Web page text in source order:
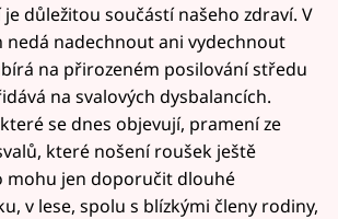
důležitou součástí našeho zdraví. V
nedá nadechnout ani vydechnout
na přirozeném posilování středu
na svalových dysbalancích.
se dnes objevují, pramení ze
které nošení roušek ještě
mohu jen doporučit dlouhé
v lese, spolu s blízkými členy rodiny,